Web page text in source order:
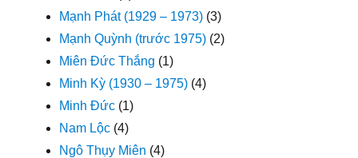
Mạnh Phát (1929 – 1973) (3)
Mạnh Quỳnh (trước 1975) (2)
Miên Đức Thắng (1)
Minh Kỳ (1930 – 1975) (4)
Minh Đức (1)
Nam Lộc (4)
Ngô Thụy Miên (4)